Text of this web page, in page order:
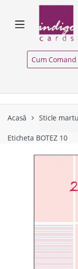
navigation
content
Cum Comand
Acasă Sticle
Eticheta BOTEZ 10